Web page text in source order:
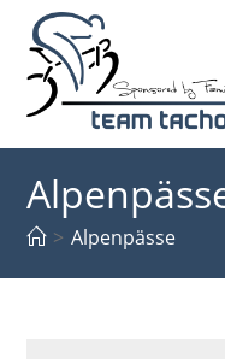
Inhalt
springen
> Alpenpässe